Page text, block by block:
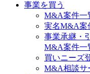
事業を買う
M&A案件一
実名M&A案
事業承継・
M&A案件一
買いニーズ
M&A相談サ